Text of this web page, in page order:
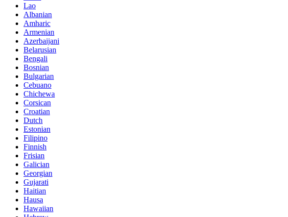
Lao
Albanian
Amharic
Armenian
Azerbaijani
Belarusian
Bengali
Bosnian
Bulgarian
Cebuano
Chichewa
Corsican
Croatian
Dutch
Estonian
Filipino
Finnish
Frisian
Galician
Georgian
Gujarati
Haitian
Hausa
Hawaiian